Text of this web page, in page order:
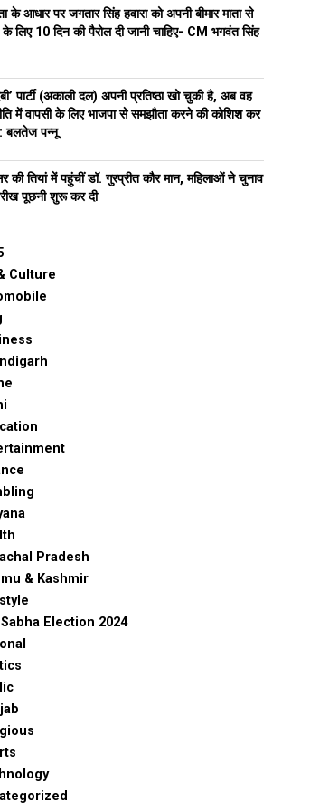
के आधार पर जगतार सिंह हवारा को अपनी बीमार माता से
लिए 10 दिन की पैरोल दी जानी चाहिए- CM भगवंत सिंह
पार्टी (अकाली दल) अपनी प्रतिष्ठा खो चुकी है, अब वह
में वापसी के लिए भाजपा से समझौता करने की कोशिश कर
बलतेज पन्नू
की तियां में पहुंचीं डॉ. गुरप्रीत कौर मान, महिलाओं ने चुनाव
पूछनी शुरू कर दी
Culture
Pradesh
& Kashmir
Sabha Election 2024